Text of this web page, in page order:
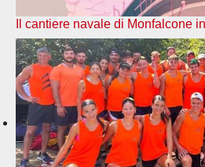
Il cantiere navale di Monfalcone